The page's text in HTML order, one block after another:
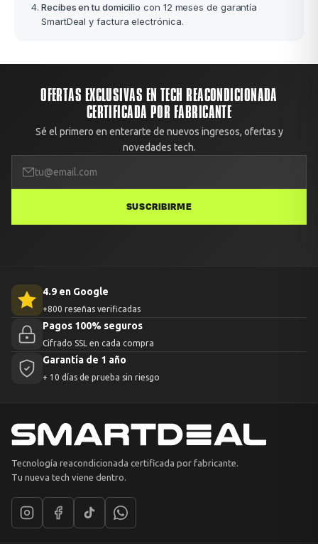
Recibes en tu domicilio con 12 meses de garantía
SmartDeal y factura electrónica.
OFERTAS EXCLUSIVAS EN TECH REACONDICIONADA
CERTIFICADA POR FABRICANTE
Sé el primero en enterarte de nuevos ingresos, ofertas y
novedades tech.
SUSCRIBIRME
4.9 en Google
+800 reseñas verificadas
Pagos 100% seguros
Cifrado SSL en cada compra
Garantía de 1 año
+ 10 días de prueba sin riesgo
Tecnología reacondicionada certificada por fabricante.
Tu nueva tech viene dentro.